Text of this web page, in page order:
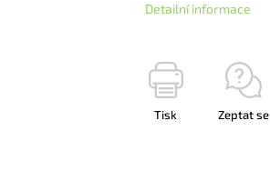
Detailní informace
Tisk Zeptat se